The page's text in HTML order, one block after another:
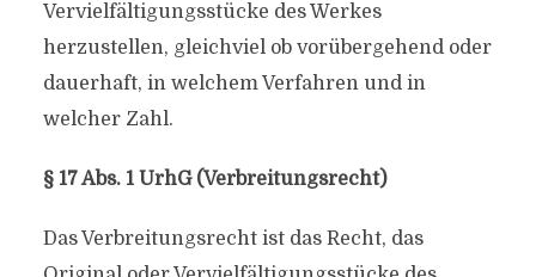
Vervielfältigungsstücke des Werkes
herzustellen, gleichviel ob vorübergehend oder
dauerhaft, in welchem Verfahren und in
welcher Zahl.
§ 17 Abs. 1 UrhG (Verbreitungsrecht)
Das Verbreitungsrecht ist das Recht, das